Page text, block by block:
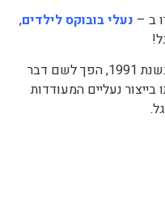
ב – נעלי בובוקס לילדים,
, המותג הניו זילנדי שהוקם בשנת 1991, הפך לשם דבר
נעליים המעודדות